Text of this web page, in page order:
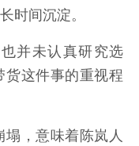
时间沉淀。
并未认真研究选
这件事的重视程
，意味着陈岚人